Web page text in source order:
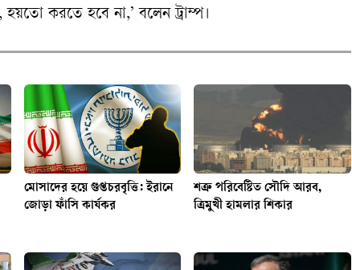
করতে হবে না,’ বলেন ট্রাম্প।
মোসাদের হয়ে গুপ্তচরবৃত্তি: ইরানে
জোড়া ফাঁসি কার্যকর
শত্রু পরিবেষ্টিত সৌদি আরব,
ত্রিমুখী হামলার শিকার